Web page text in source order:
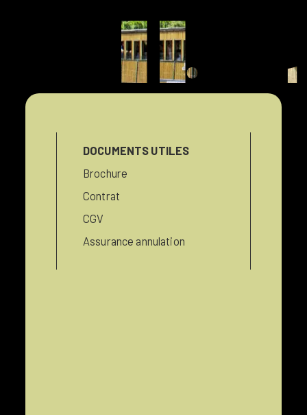
DOCUMENTS UTILES
Brochure
Contrat
CGV
Assurance annulation